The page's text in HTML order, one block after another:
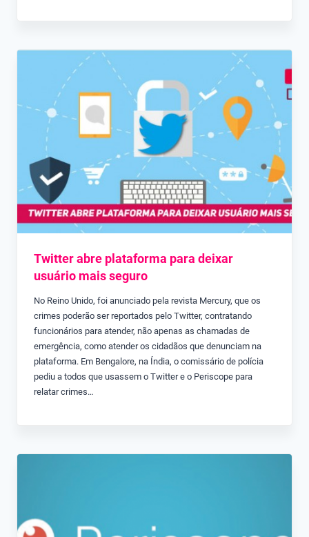
Twitter abre plataforma para deixar
usuário mais seguro
No Reino Unido, foi anunciado pela revista Mercury, que os
crimes poderão ser reportados pelo Twitter, contratando
funcionários para atender, não apenas as chamadas de
emergência, como atender os cidadãos que denunciam na
plataforma. Em Bengalore, na Índia, o comissário de polícia
pediu a todos que usassem o Twitter e o Periscope para
relatar crimes…